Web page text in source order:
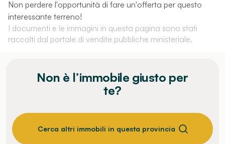
Non perdere l'opportunità di fare un'offerta per questo
interessante terreno!
I documenti e le immagini in questa pagina sono stati
raccolti dal portale di vendite pubbliche ministeriale.
Non è l’immobile giusto per
te?
Cerca altri immobili in questa provincia